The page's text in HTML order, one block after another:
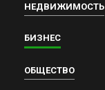
НЕДВИЖИМОСТЬ
БИЗНЕС
ОБЩЕСТВО